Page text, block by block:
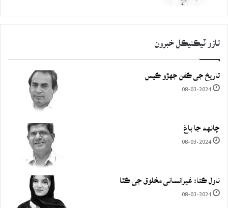
تازو ٽيڪنيڪل خبرون
تاريخ جي ڪفن جھڙو ڪيس
08-03-2024
چانهه جا باغ
08-03-2024
ناول ڪتا: غيرانساني مخلوق جي ڪٿا
08-03-2024